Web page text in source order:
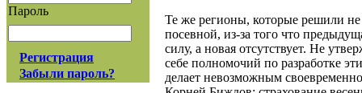
Пароль
Регистрация
Забыли пароль?
Те же регионы, которые решили не
посевной, из-за того что
силу, а новая отсутствует. Не
себе полномочий по разработке
делает невозможным